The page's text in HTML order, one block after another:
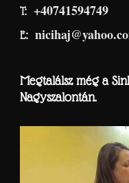
T: +40741594749
E:
Megtalálsz még a
Nagyszalontán.